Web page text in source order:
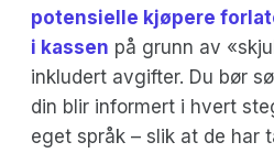
potensielle kjøpere
i kassen på grunn av
inkludert avgifter. Du bør
din blir informert i hvert
eget språk – slik at de har